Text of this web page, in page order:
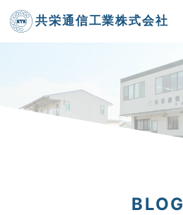
共栄通信工業株式会社
BLOG